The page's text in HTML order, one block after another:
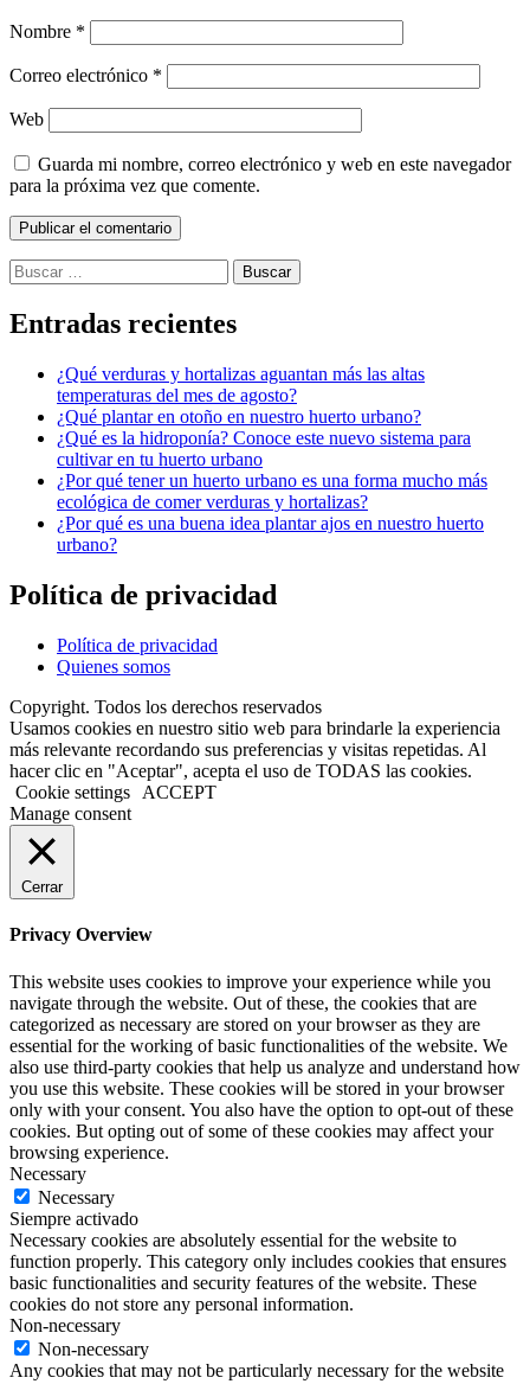
Nombre *
Correo electrónico *
Web
Guarda mi nombre, correo electrónico y web en este navegador
para la próxima vez que comente.
Buscar:
Entradas recientes
¿Qué verduras y hortalizas aguantan más las altas
temperaturas del mes de agosto?
¿Qué plantar en otoño en nuestro huerto urbano?
¿Qué es la hidroponía? Conoce este nuevo sistema para
cultivar en tu huerto urbano
¿Por qué tener un huerto urbano es una forma mucho más
ecológica de comer verduras y hortalizas?
¿Por qué es una buena idea plantar ajos en nuestro huerto
urbano?
Política de privacidad
Política de privacidad
Quienes somos
Copyright. Todos los derechos reservados
Usamos cookies en nuestro sitio web para brindarle la experiencia
más relevante recordando sus preferencias y visitas repetidas. Al
hacer clic en "Aceptar", acepta el uso de TODAS las cookies.
Cookie settings
ACCEPT
Manage consent
Cerrar
Privacy Overview
This website uses cookies to improve your experience while you
navigate through the website. Out of these, the cookies that are
categorized as necessary are stored on your browser as they are
essential for the working of basic functionalities of the website. We
also use third-party cookies that help us analyze and understand how
you use this website. These cookies will be stored in your browser
only with your consent. You also have the option to opt-out of these
cookies. But opting out of some of these cookies may affect your
browsing experience.
Necessary
Necessary
Siempre activado
Necessary cookies are absolutely essential for the website to
function properly. This category only includes cookies that ensures
basic functionalities and security features of the website. These
cookies do not store any personal information.
Non-necessary
Non-necessary
Any cookies that may not be particularly necessary for the website